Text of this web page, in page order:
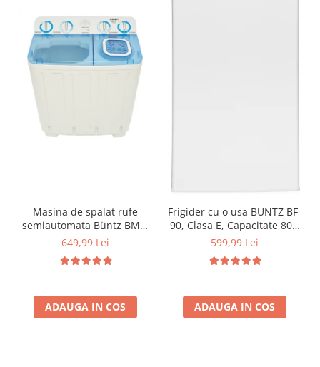
Masina de spalat rufe
semiautomata Büntz BMS-
72, 7 Kg, Capacitate rufe
Alb/Albastru
649,99 Lei
ADAUGA IN COS
Frigider cu o usa BUNTZ BF-
90, Clasa E, Capacitate 80L,
Iluminare interioara,
cm, Alb
599,99 Lei
ADAUGA IN COS